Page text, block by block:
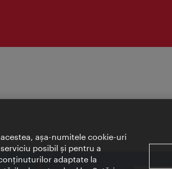
aşa-numitele cookie-uri
posibil şi pentru a
adaptate la